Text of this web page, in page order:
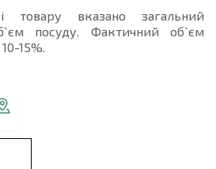
вказано загальний
посуду. Фактичний об`єм
15%.